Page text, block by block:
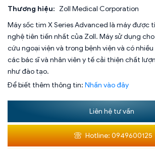
Thương hiệu: Zoll Medical Corporation
Máy sốc tim X Series Advanced là máy được
nghệ tiên tiến nhất của Zoll. Máy sử dụng
cứu ngoại viện và trong bệnh viện và có
các bác sĩ và nhân viên y tế cải thiện chất
như đào tạo.
Để biết thêm thông tin: Nhấn vào đây
Liên hệ tư vấn
Hotline: 0949600125